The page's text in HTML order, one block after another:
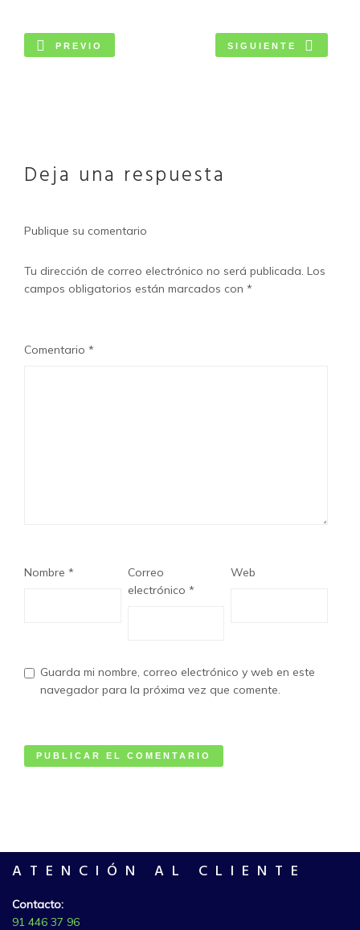
PREVIO SIGUIENTE
Deja una respuesta
Publique su comentario
Tu dirección de correo electrónico no será publicada. Los
campos obligatorios están marcados con *
Comentario *
Nombre *
Correo
electrónico *
Web
Guarda mi nombre, correo electrónico y web en este
navegador para la próxima vez que comente.
ATENCIÓN AL CLIENTE
Contacto:
91 446 37 96